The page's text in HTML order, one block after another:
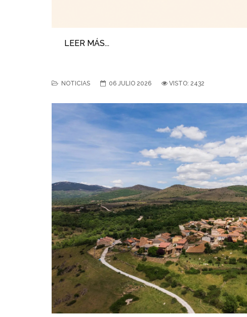
LEER MÁS...
NOTICIAS 06 JULIO 2026 VISTO: 2432